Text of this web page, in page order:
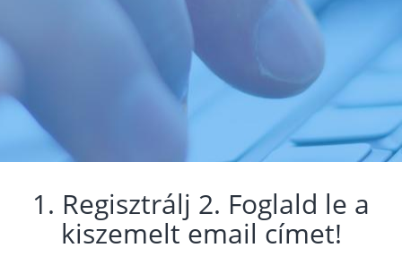
1. Regisztrálj 2. Foglald le a
kiszemelt email címet!